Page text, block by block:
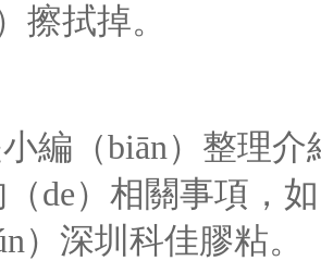
擦拭掉。
編（biān）整理
de）相關事項，
）深圳科佳膠粘。